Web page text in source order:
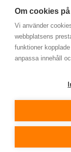
Om cookies
Vi använder
webbplatsens
funktioner
anpassa innehåll
This site is